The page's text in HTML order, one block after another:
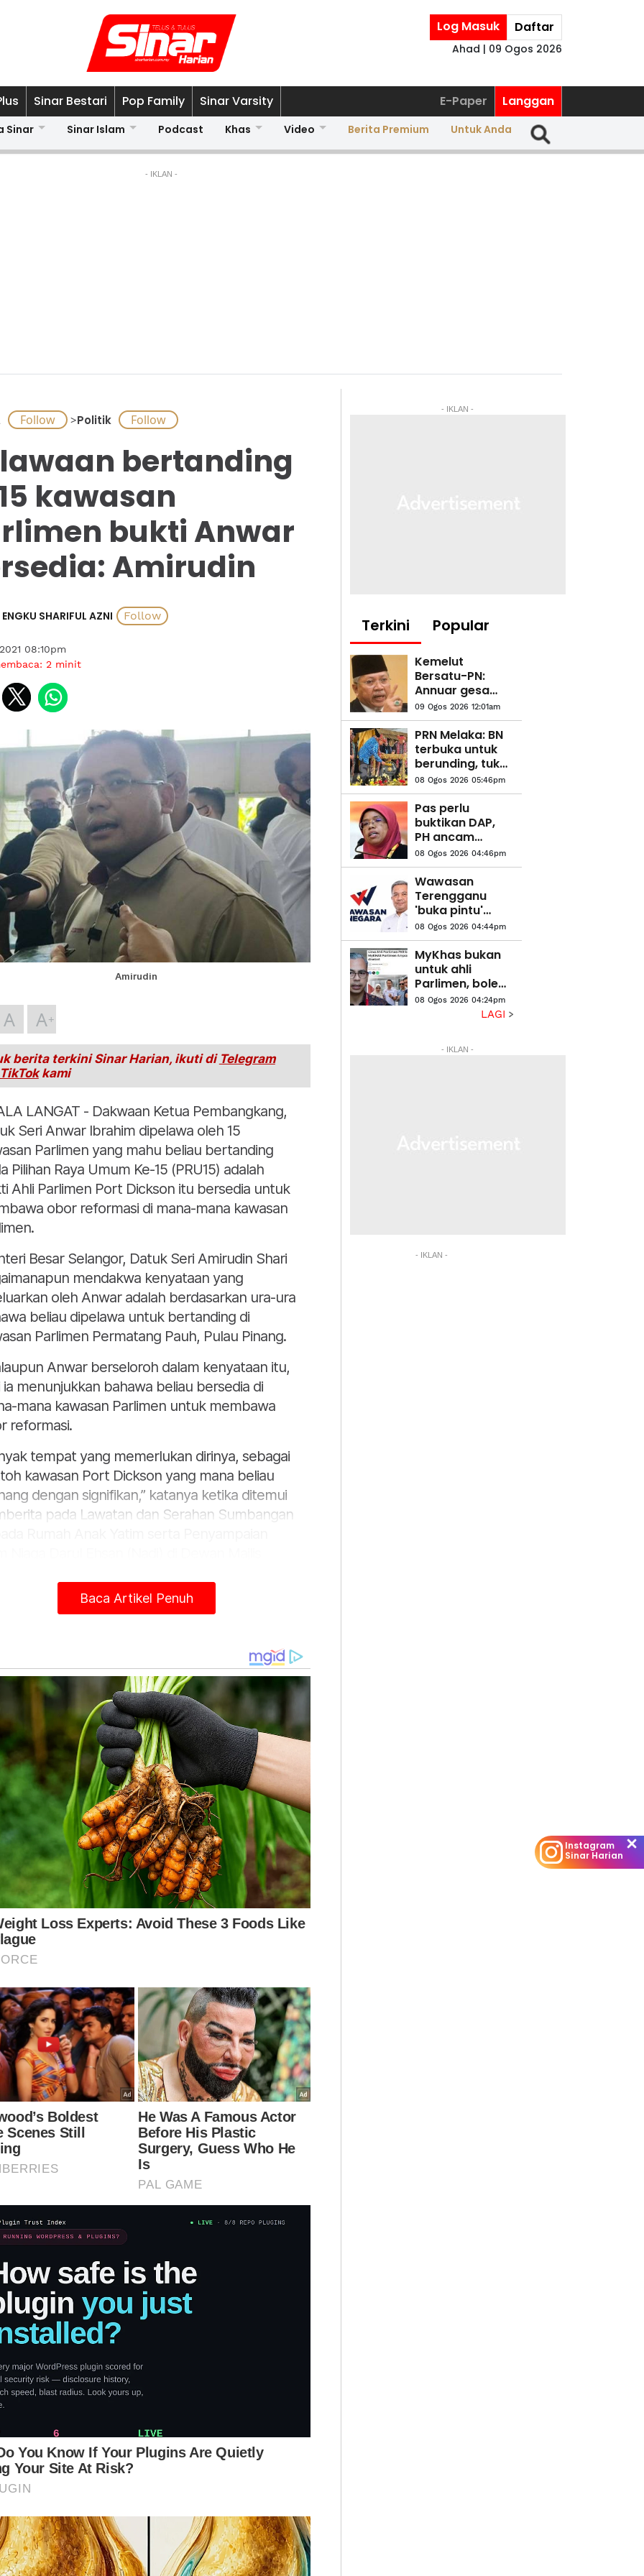
Log Masuk Daftar
Ahad | 09 Ogos 2026
Sinar Bestari Pop Family Sinar Varsity E-Paper Langgan
Sinar Sinar Islam Podcast Khas Video Berita Premium Untuk Anda
- IKLAN -
>Politik
bertanding
kawasan
bukti Anwar
Amirudin
ENGKU SHARIFUL AZNI
08:10pm
2 minit
Amirudin
A A
berita terkini Sinar Harian, ikuti di Telegram
TikTokkami
LANGAT - Dakwaan Ketua Pembangkang,
Seri Anwar Ibrahim dipelawa oleh 15
Parlimen yang mahu beliau bertanding
Pilihan Raya Umum Ke-15 (PRU15) adalah
Ahli Parlimen Port Dickson itu bersedia untuk
obor reformasi di mana-mana kawasan
Besar Selangor, Datuk Seri Amirudin Shari
mendakwa kenyataan yang
oleh Anwar adalah berdasarkan ura-ura
beliau dipelawa untuk bertanding di
Parlimen Permatang Pauh, Pulau Pinang.
Anwar berseloroh dalam kenyataan itu,
ia menunjukkan bahawa beliau bersedia di
mana kawasan Parlimen untuk membawa
reformasi.
tempat yang memerlukan dirinya, sebagai
kawasan Port Dickson yang mana beliau
dengan signifikan,” katanya ketika ditemui
pada Lawatan dan Serahan Sumbangan
Manggis, Banting di sini pada Ahad.
strategi untuk merampas mandat yang
dalam PRU14 lalu.
selain terdapat rombakan calon, mereka
akan menghantar wajah-wajah baharu yang
bersemangat dan berkualiti untuk bertanding
PRU15 nanti.
dulu, Parti Keadilan Rakyat (PKR) sering
calon-calon yang muda, tapi kita
yang sama adil, bergantung kepada
parti.
yang penting sebenarnya bukan pada
kerana walaupun mereka mungkin
impak kepada pengundi pada awalnya,
apa yang lebih mustahak adalah soal jentera,
pengundi dan ‘mood’ mereka menjadi
penting sebelum PRU15,” katanya.
hadir ke Lawatan dan Serahan
kepada Rumah Anak Yatim serta
Skim Niaga Darul Ehsan (Nadi) untuk
peruntukan kepada peserta Nadi dan
peminjam Skim Bantuan Hijrah Selangor
Pelakon Indonesia, Raffi Ahmad mahu jumpa Anwar
Ibrahim
ISTS lonjak nama JPS Kuala Langat di peringkat
Pembangkang dominasi pilihan raya Thailand
sebanyak RM10 juta diperuntukkan bagi
peniaga mendapatkan pelan pinjaman
sebanyak RM1,000 bagi Hijrah dan Nadi
berkemungkinan akan dinaikkan jumlahnya
keperluan.
Baca Artikel Penuh
- IKLAN -
Terkini Popular
Kemelut
Bersatu-PN:
Annuar gesa
terima hakikat
09 Ogos 2026 12:01am
PRN Melaka: BN
terbuka untuk
berunding, tukar
kerusi - Ahmad
Zahid
08 Ogos 2026 05:46pm
Pas perlu
buktikan DAP,
PH ancam
Melayu Islam -
Aiman Athirah
08 Ogos 2026 04:46pm
Wawasan
Terengganu
'buka pintu'
buat bekas
pemimpin, ahli
Bersatu
08 Ogos 2026 04:44pm
MyKhas bukan
untuk ahli
Parlimen, boleh
salur terus
kepada rakyat -
08 Ogos 2026 04:24pm
LAGI
- IKLAN -
- IKLAN -
Instagram
Sinar Harian